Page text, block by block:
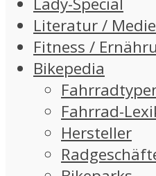
Literatur /
Fitness /
Bikepedia
Fahrrad-
Hersteller